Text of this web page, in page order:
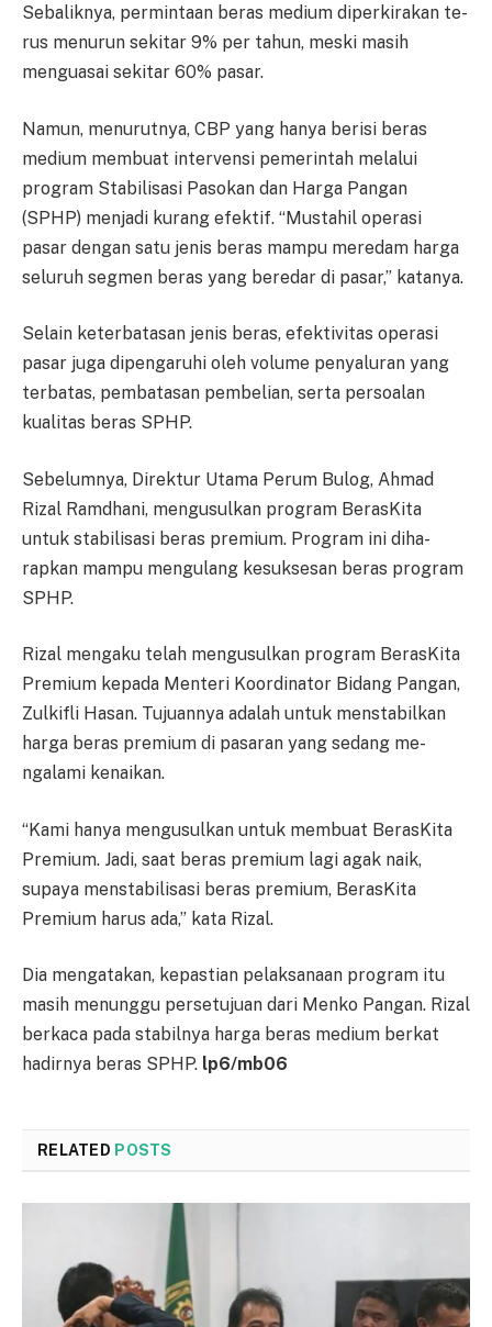
Sebaliknya, per­min­taan beras medium diperkirakan te­
rus menurun sekitar 9% per ta­hun, meski masih
menguasai se­kitar 60% pasar.
Namun, menurutnya, CBP ya­ng hanya berisi beras
medium me­m­buat intervensi pemerintah me­lalui
program Stabilisasi Pa­sokan dan Harga Pangan
(SPHP) menjadi kurang efektif. “Mus­tahil operasi
pasar dengan satu je­nis beras mampu meredam har­ga
seluruh segmen beras yang beredar di pasar,” katanya.
Selain keterbatasan jenis be­ras, efektivitas operasi
pasar juga di­pengaruhi oleh volume pen­yaluran yang
terbatas, pem­ba­tasan pembelian, serta persoalan
kualitas beras SPHP.
Sebelumnya, Direktur Utama Perum Bulog, Ahmad
Rizal Ramdhani, mengusulkan prog­ram BerasKita
untuk stabilisasi beras premium. Program ini di­ha­
rapkan mampu mengulang ke­suk­sesan beras program
SPHP.
Rizal mengaku telah me­ng­u­sul­kan program BerasKita
Pre­mium kepada Menteri Ko­or­di­na­tor Bidang Pangan,
Zulkifli Hasan. Tujuannya adalah untuk men­stabilkan
harga beras pre­mium di pasaran yang sedang me­
ngalami kenaikan.
“Kami hanya mengusulkan un­tuk membuat BerasKita
Pr­e­mium. Jadi, saat beras premium la­gi agak naik,
supaya men­sta­bi­lisasi beras premium, BerasKita
Premium harus ada,” kata Rizal.
Dia mengatakan, kepastian pe­laksanaan program itu
masih me­nunggu persetujuan dari Menko Pangan. Rizal
berkaca pa­da stabilnya harga beras me­di­um berkat
hadirnya beras SPHP. lp6/mb06
RELATED POSTS